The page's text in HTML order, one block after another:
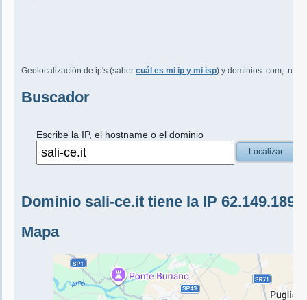
Geolocalización de ip's (saber cuál es mi ip y mi isp) y dominios .com, .net,
Buscador
Escribe la IP, el hostname o el dominio
Localizar
Dominio sali-ce.it tiene la IP
Mapa